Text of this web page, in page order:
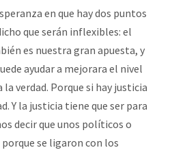
en que hay dos puntos
que serán inflexibles: el
es nuestra gran apuesta, y
ayudar a mejorara el nivel
verdad. Porque si hay justicia
Y la justicia tiene que ser para
decir que unos políticos o
se ligaron con los